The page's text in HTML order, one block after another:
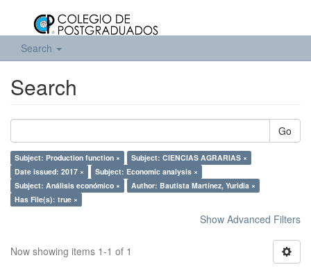
Search
Search
Go
Subject: Production function ×
Subject: CIENCIAS AGRARIAS ×
Date issued: 2017 ×
Subject: Economic analysis ×
Subject: Análisis económico ×
Author: Bautista Martínez, Yuridia ×
Has File(s): true ×
Show Advanced Filters
Now showing items 1-1 of 1